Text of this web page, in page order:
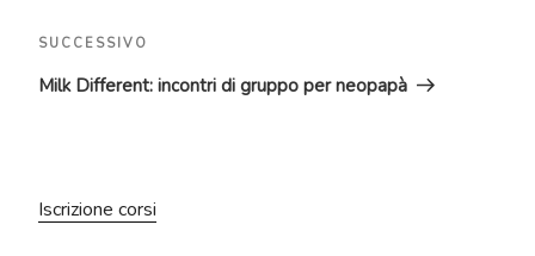
Articolo
successivo
SUCCESSIVO
Milk Different: incontri di gruppo per neopapà
Iscrizione corsi